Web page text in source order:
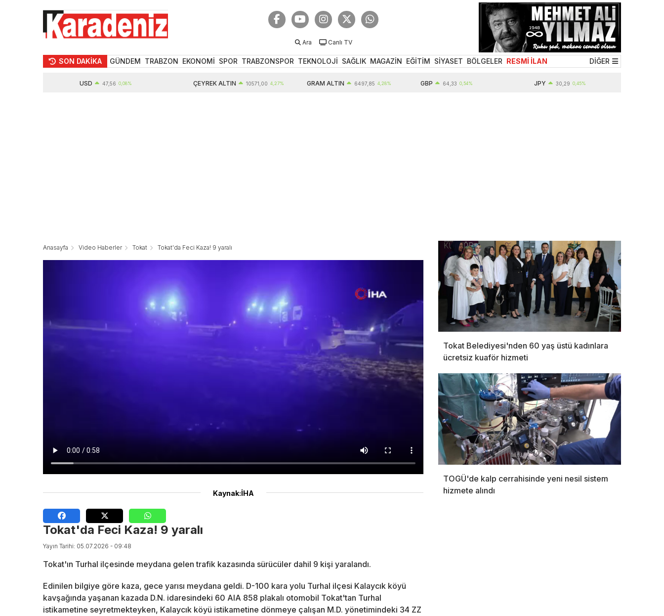
Ara Canlı TV
SON DAKİKA GÜNDEM TRABZON EKONOMİ SPOR TRABZONSPOR TEKNOLOJİ SAĞLIK MAGAZİN EĞİTİM SİYASET BÖLGELER RESMİ İLAN DİĞER
47,56 0,08% ÇEYREK ALTIN 10571,00 4,27% GRAM ALTIN 6497,85 4,28% 64,33 0,54% 30,29 0,45%
Anasayfa Video Haberler Tokat Tokat'da Feci Kaza! 9 yaralı
Kaynak:İHA
Tokat'da Feci Kaza! 9 yaralı
Yayın Tarihi: 05.07.2026 - 09:48
Tokat'ın Turhal ilçesinde meydana gelen trafik kazasında sürücüler dahil 9 kişi yaralandı.
Edinilen bilgiye göre kaza, gece yarısı meydana geldi. D-100 kara yolu Turhal ilçesi Kalaycık köyü
kavşağında yaşanan kazada D.N. idaresindeki 60 AIA 858 plakalı otomobil Tokat'tan Turhal
istikametine seyretmekteyken, Kalaycık köyü istikametine dönmeye çalışan M.D. yönetimindeki 34 ZZ
Tokat Belediyesi'nden 60 yaş üstü kadınlara
ücretsiz kuaför hizmeti
TOGÜ'de kalp cerrahisinde yeni nesil sistem
hizmete alındı